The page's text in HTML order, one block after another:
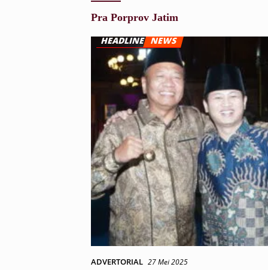
Pra Porprov Jatim
ADVERTORIAL 27 Mei 2025